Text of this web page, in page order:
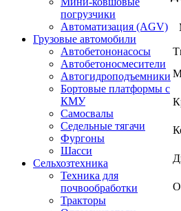
погрузчики
Автоматизация (AGV)
Грузовые автомобили
Автобетононасосы
Автобетоносмесители
Автогидроподъемники
Бортовые платформы с
КМУ
Самосвалы
Седельные тягачи
Фургоны
Шасси
Сельхозтехника
Техника для
почвообработки
Тракторы